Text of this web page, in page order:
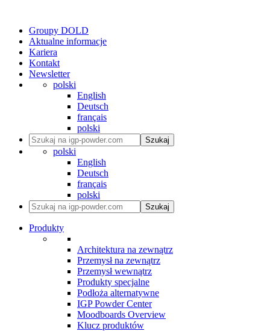
Groupy DOLD
Aktualne informacje
Kariera
Kontakt
Newsletter
polski
English
Deutsch
français
polski
Szukaj
polski
English
Deutsch
français
polski
Szukaj
Produkty
Architektura na zewnątrz
Przemysł na zewnątrz
Przemysł wewnątrz
Produkty specjalne
Podłoża alternatywne
IGP Powder Center
Moodboards Overview
Klucz produktów